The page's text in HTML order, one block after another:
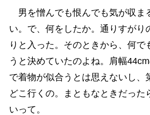
男を憎んでも恨んでも気が収ま
い。で、何をしたか。通りすがり
りと入った。そのときから、何で
うと決めていたのよね。肩幅
で着物が似合うとは思えないし、
どこ行くの。まともなときだった
いって。